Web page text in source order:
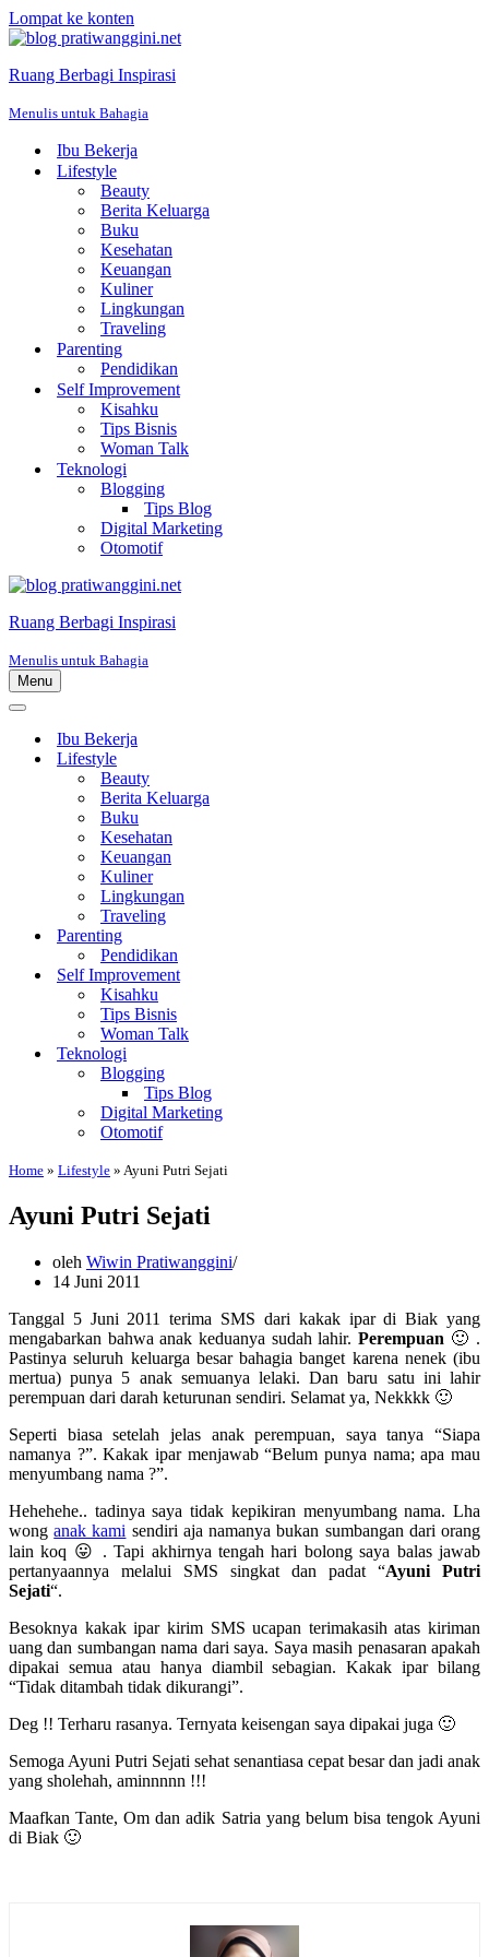
Lompat ke konten
Ruang Berbagi Inspirasi
Menulis untuk Bahagia
Ibu Bekerja
Lifestyle
Beauty
Berita Keluarga
Buku
Kesehatan
Keuangan
Kuliner
Lingkungan
Traveling
Parenting
Pendidikan
Self Improvement
Kisahku
Tips Bisnis
Woman Talk
Teknologi
Blogging
Tips Blog
Digital Marketing
Otomotif
Ruang Berbagi Inspirasi
Menulis untuk Bahagia
Menu
Menu
Menu
NavigasiIbu Bekerja
Lifestyle
Beauty
Berita Keluarga
Buku
Kesehatan
Keuangan
Kuliner
Lingkungan
Traveling
Parenting
Pendidikan
Self Improvement
Kisahku
Tips Bisnis
Woman Talk
Teknologi
Blogging
Tips Blog
Digital Marketing
Otomotif
Home » Lifestyle » Ayuni Putri Sejati
Ayuni Putri Sejati
oleh Wiwin Pratiwanggini
14 Juni 2011
Tanggal 5 Juni 2011 terima SMS dari kakak ipar di Biak yang
mengabarkan bahwa anak keduanya sudah lahir. Perempuan 🙂 .
Pastinya seluruh keluarga besar bahagia banget karena nenek (ibu
mertua) punya 5 anak semuanya lelaki. Dan baru satu ini lahir
perempuan dari darah keturunan sendiri. Selamat ya, Nekkkk 🙂
Seperti biasa setelah jelas anak perempuan, saya tanya “Siapa
namanya ?”. Kakak ipar menjawab “Belum punya nama; apa mau
menyumbang nama ?”.
Hehehehe.. tadinya saya tidak kepikiran menyumbang nama. Lha
wonganak kami sendiri aja namanya bukan sumbangan dari orang
lain koq 😛 . Tapi akhirnya tengah hari bolong saya balas jawab
pertanyaannya melalui SMS singkat dan padat “Ayuni Putri
Sejati“.
Besoknya kakak ipar kirim SMS ucapan terimakasih atas kiriman
uang dan sumbangan nama dari saya. Saya masih penasaran apakah
dipakai semua atau hanya diambil sebagian. Kakak ipar bilang
“Tidak ditambah tidak dikurangi”.
Deg !! Terharu rasanya. Ternyata keisengan saya dipakai juga 🙂
Semoga Ayuni Putri Sejati sehat senantiasa cepat besar dan jadi anak
yang sholehah, aminnnnn !!!
Maafkan Tante, Om dan adik Satria yang belum bisa tengok Ayuni
di Biak 🙂